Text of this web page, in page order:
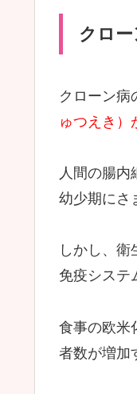
クロ
クローン病
ゅつえき）
人間の腸内
幼少期にさ
しかし、
免疫システ
食事の欧米
者数が増加